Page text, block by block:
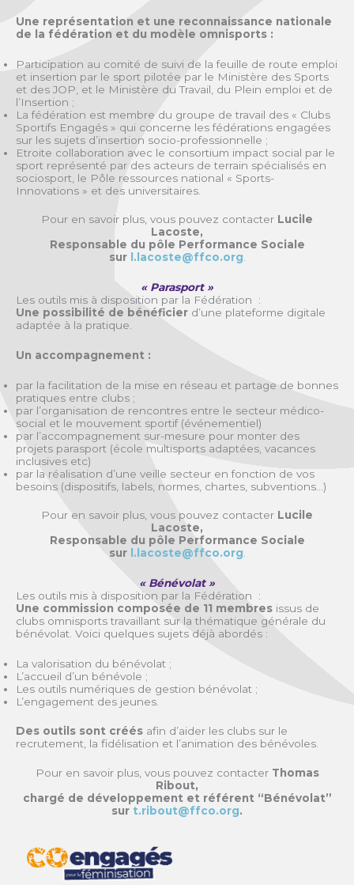
Une représentation et une reconnaissance nationale
de la fédération et du modèle omnisports :
Participation au comité de suivi de la feuille de route emploi
et insertion par le sport pilotée par le Ministère des Sports
et des JOP, et le Ministère du Travail, du Plein emploi et de
l’Insertion ;
La fédération est membre du groupe de travail des « Clubs
Sportifs Engagés » qui concerne les fédérations engagées
sur les sujets d’insertion socio-professionnelle ;
Etroite collaboration avec le consortium impact social par le
sport représenté par des acteurs de terrain spécialisés en
sociosport, le Pôle ressources national « Sports-
Innovations » et des universitaires.
Pour en savoir plus, vous pouvez contacter Lucile
Lacoste,
Responsable du pôle Performance Sociale
sur l.lacoste@ffco.org
« Parasport »
Les outils mis à disposition par la Fédération :
Une possibilité de bénéficier d’une plateforme digitale
adaptée à la pratique.
Un accompagnement :
par la facilitation de la mise en réseau et partage de bonnes
pratiques entre clubs ;
par l’organisation de rencontres entre le secteur médico-
social et le mouvement sportif (événementiel)
par l’accompagnement sur-mesure pour monter des
projets parasport (école multisports adaptées, vacances
inclusives etc)
par la réalisation d’une veille secteur en fonction de vos
besoins (dispositifs, labels, normes, chartes, subventions…)
Pour en savoir plus, vous pouvez contacter Lucile
Lacoste,
Responsable du pôle Performance Sociale
sur l.lacoste@ffco.org.
« Bénévolat »
Les outils mis à disposition par la Fédération :
Une commission composée de 11 membres issus de
clubs omnisports travaillant sur la thématique générale du
bénévolat. Voici quelques sujets déjà abordés :
La valorisation du bénévolat ;
L’accueil d’un bénévole ;
Les outils numériques de gestion bénévolat ;
L’engagement des jeunes.
Des outils sont créés afin d’aider les clubs sur le
recrutement, la fidélisation et l’animation des bénévoles.
Pour en savoir plus, vous pouvez contacter Thomas
Ribout,
chargé de développement et référent “Bénévolat”
sur t.ribout@ffco.org.